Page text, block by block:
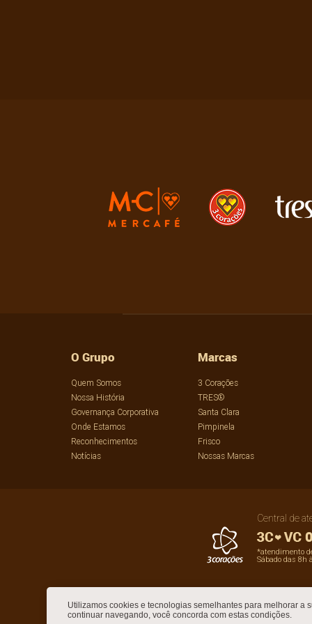
Utilizamos cookies e tecnologias semelhantes para melhorar a
continuar navegando, você concorda com estas condições.
O Grupo
Quem Somos
Nossa História
Governança Corporativa
Onde Estamos
Reconhecimentos
Notícias
Marcas
3 Corações
TRES®
Santa Clara
Pimpinela
Frisco
Nossas Marcas
Central de
*atendimento
Sábado das 8h